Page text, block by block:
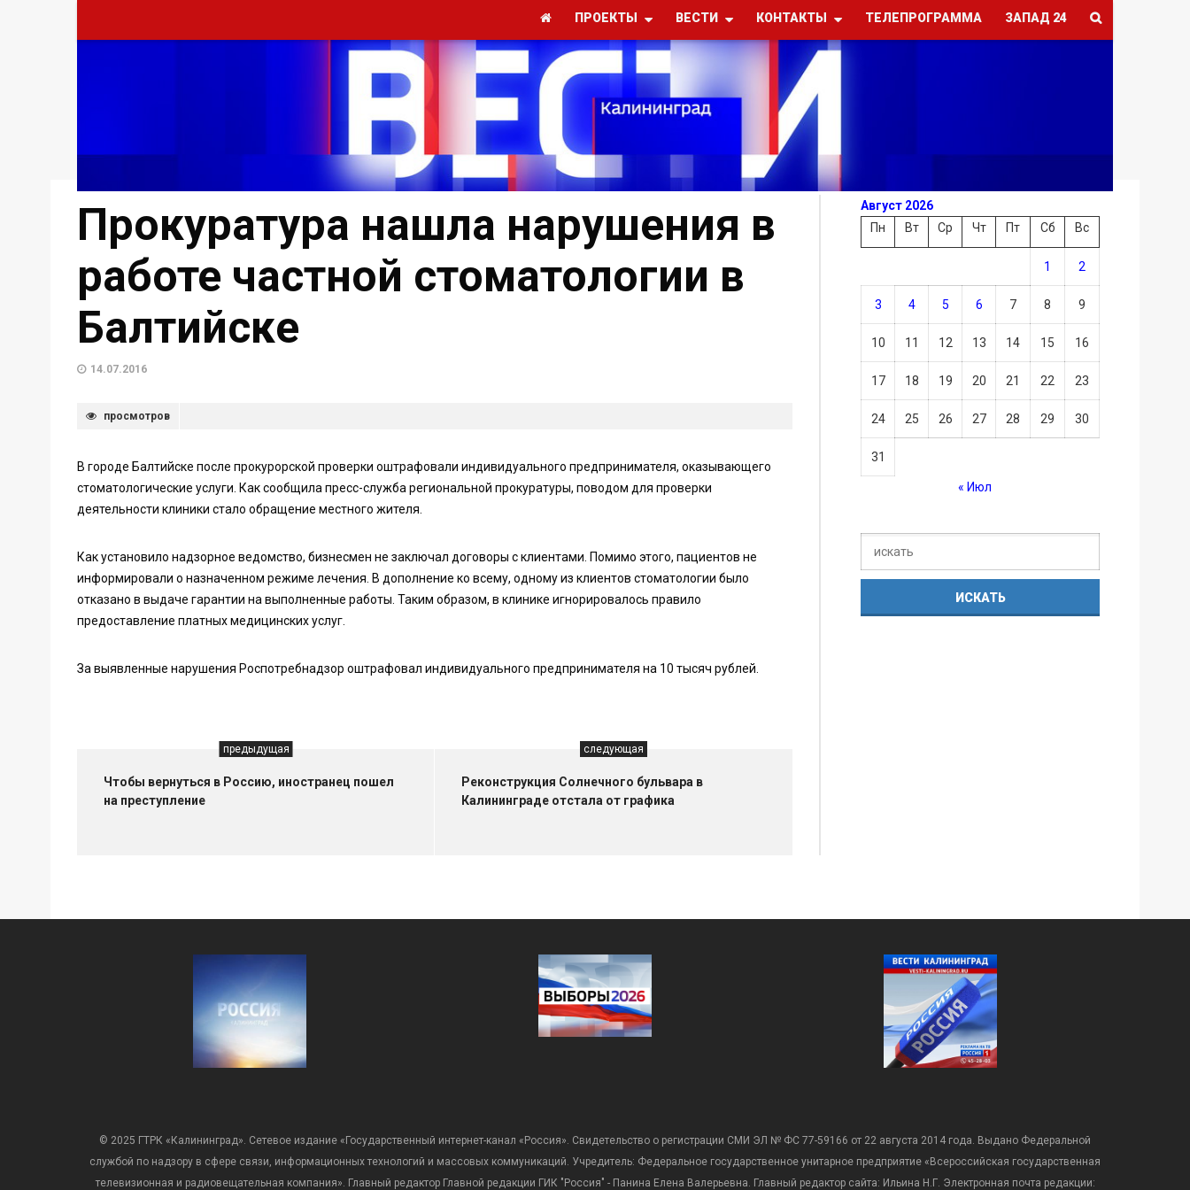
ПРОЕКТЫ ВЕСТИ КОНТАКТЫ ТЕЛЕПРОГРАММА ЗАПАД 24
Прокуратура нашла нарушения в
работе частной стоматологии в
Балтийске
14.07.2016
просмотров
В городе Балтийске после прокурорской проверки оштрафовали индивидуального предпринимателя, оказывающего
стоматологические услуги. Как сообщила пресс-служба региональной прокуратуры, поводом для проверки
деятельности клиники стало обращение местного жителя.
Как установило надзорное ведомство, бизнесмен не заключал договоры с клиентами. Помимо этого, пациентов не
информировали о назначенном режиме лечения. В дополнение ко всему, одному из клиентов стоматологии было
отказано в выдаче гарантии на выполненные работы. Таким образом, в клинике игнорировалось правило
предоставление платных медицинских услуг.
За выявленные нарушения Роспотребнадзор оштрафовал индивидуального предпринимателя на 10 тысяч рублей.
предыдущая
Чтобы вернуться в Россию, иностранец пошел
на преступление
следующая
Реконструкция Солнечного бульвара в
Калининграде отстала от графика
Август 2026
Пн
Вт Ср Чт Пт Сб Вс
1 2
3 4 5 6 7 8 9
10 11 12 13 14 15 16
17 18 19 20 21 22 23
24 25 26 27 28 29 30
31
« Июл
© 2025 ГТРК «Калининград». Сетевое издание «Государственный интернет-канал «Россия». Свидетельство о регистрации СМИ ЭЛ № ФС 77-59166 от 22 августа 2014 года. Выдано Федеральной
службой по надзору в сфере связи, информационных технологий и массовых коммуникаций. Учредитель: Федеральное государственное унитарное предприятие «Всероссийская государственная
телевизионная и радиовещательная компания». Главный редактор Главной редакции ГИК "Россия" - Панина Елена Валерьевна. Главный редактор сайта: Ильина Н.Г. Электронная почта редакции: